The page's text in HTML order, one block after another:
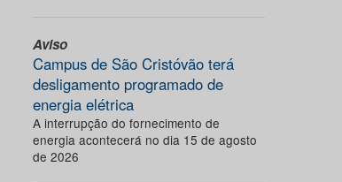
Aviso
Campus de São Cristóvão terá
desligamento programado de
energia elétrica
A interrupção do fornecimento de
energia acontecerá no dia 15 de agosto
de 2026